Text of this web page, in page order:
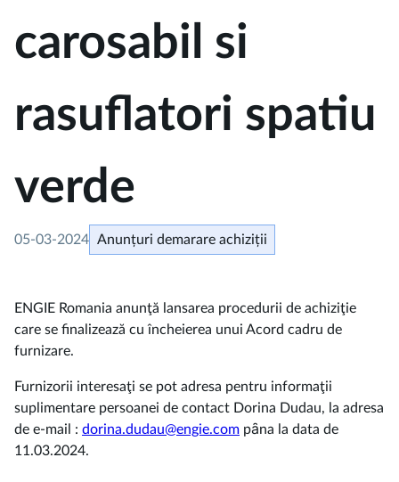
carosabil si
rasuflatori spatiu
verde
05-03-2024 Anunțuri demarare achiziții
ENGIE Romania anunţă lansarea procedurii de achiziţie
care se finalizează cu încheierea unui Acord cadru de
furnizare.
Furnizorii interesaţi se pot adresa pentru informaţii
suplimentare persoanei de contact Dorina Dudau, la adresa
de e-mail : dorina.dudau@engie.com pȃna la data de
11.03.2024.